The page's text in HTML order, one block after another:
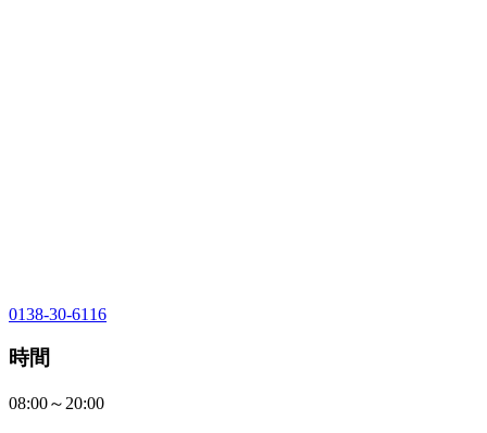
0138-30-6116
時間
08:00～20:00